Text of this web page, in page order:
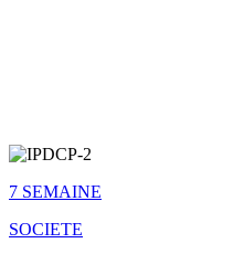
7 SEMAINE
SOCIETE